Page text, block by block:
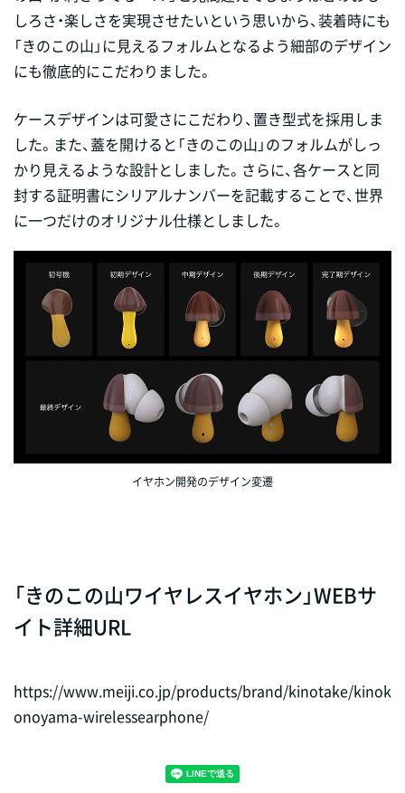
しろさ・楽しさを実現させたいという思いから、装着時にも
「きのこの山」に見えるフォルムとなるよう細部のデザイン
にも徹底的にこだわりました。
ケースデザインは可愛さにこだわり、置き型式を採用しま
した。また、蓋を開けると「きのこの山」のフォルムがしっ
かり見えるような設計としました。さらに、各ケースと同
封する証明書にシリアルナンバーを記載することで、世界
に一つだけのオリジナル仕様としました。
イヤホン開発のデザイン変遷
「きのこの山ワイヤレスイヤホン」WEBサ
イト詳細URL
https://www.meiji.co.jp/products/brand/kinotake/kinok
onoyama-wirelessearphone/